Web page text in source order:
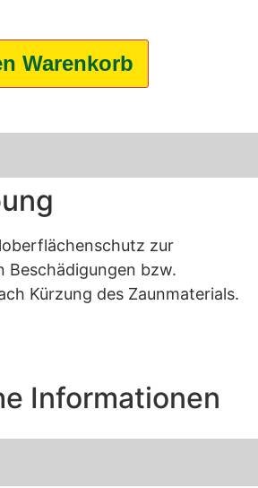
Warenkorb
zur
Beschädigungen bzw.
Kürzung des Zaunmaterials.
Informationen